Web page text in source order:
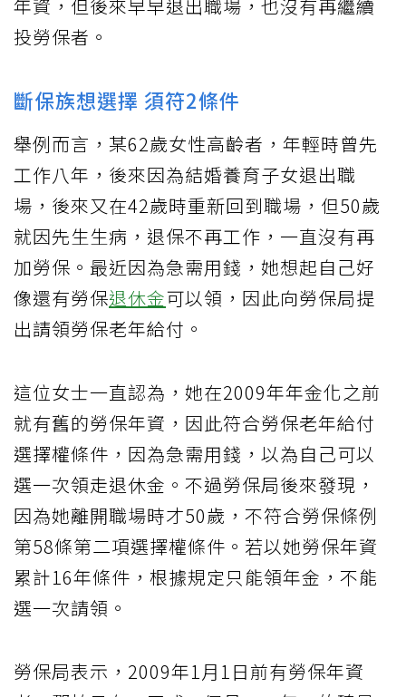
年資，但後來早早退出職場，也沒有再繼續
投勞保者。
斷保族想選擇 須符2條件
舉例而言，某62歲女性高齡者，年輕時曾先
工作八年，後來因為結婚養育子女退出職
場，後來又在42歲時重新回到職場，但50歲
就因先生生病，退保不再工作，一直沒有再
加勞保。最近因為急需用錢，她想起自己好
像還有勞保退休金可以領，因此向勞保局提
出請領勞保老年給付。
這位女士一直認為，她在2009年年金化之前
就有舊的勞保年資，因此符合勞保老年給付
選擇權條件，因為急需用錢，以為自己可以
選一次領走退休金。不過勞保局後來發現，
因為她離開職場時才50歲，不符合勞保條例
第58條第二項選擇權條件。若以她勞保年資
累計16年條件，根據規定只能領年金，不能
選一次請領。
勞保局表示，2009年1月1日前有勞保年資